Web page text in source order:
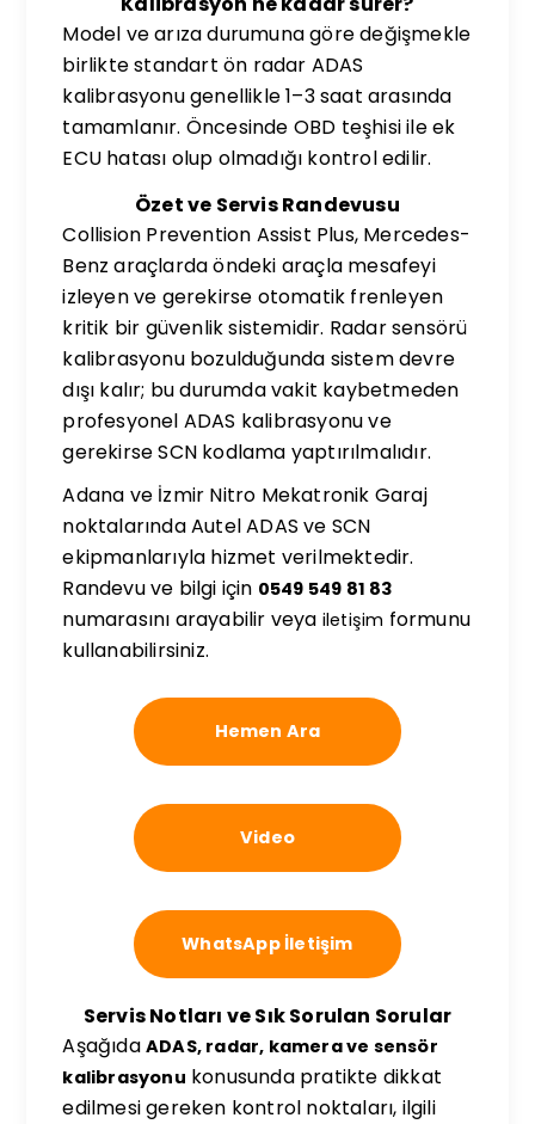
Model ve arıza durumuna göre değişmekle
birlikte standart ön radar ADAS
kalibrasyonu genellikle 1–3 saat arasında
tamamlanır. Öncesinde OBD teşhisi ile ek
ECU hatası olup olmadığı kontrol edilir.
Özet ve Servis Randevusu
Collision Prevention Assist Plus, Mercedes-
Benz araçlarda öndeki araçla mesafeyi
izleyen ve gerekirse otomatik frenleyen
kritik bir güvenlik sistemidir. Radar sensörü
kalibrasyonu bozulduğunda sistem devre
dışı kalır; bu durumda vakit kaybetmeden
profesyonel ADAS kalibrasyonu ve
gerekirse SCN kodlama yaptırılmalıdır.
Adana ve İzmir Nitro Mekatronik Garaj
noktalarında Autel ADAS ve SCN
ekipmanlarıyla hizmet verilmektedir.
Randevu ve bilgi için 0549 549 81 83
numarasını arayabilir veya iletişim formunu
kullanabilirsiniz.
Hemen Ara
Video
WhatsApp İletişim
Servis Notları ve Sık Sorulan Sorular
AşağıdaADAS, radar, kamera ve sensör
kalibrasyonu konusunda pratikte dikkat
edilmesi gereken kontrol noktaları, ilgili